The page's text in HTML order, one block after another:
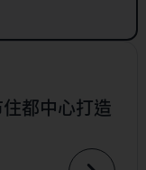
都中心打造